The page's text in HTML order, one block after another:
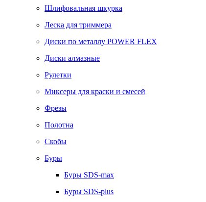
Шлифовальная шкурка
Леска для триммера
Диски по металлу POWER FLEX
Диски алмазные
Рулетки
Миксеры для краски и смесей
Фрезы
Полотна
Скобы
Буры
Буры SDS-max
Буры SDS-plus